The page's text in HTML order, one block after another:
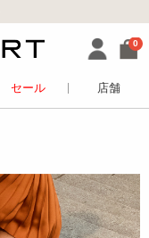
0
セール 店舗